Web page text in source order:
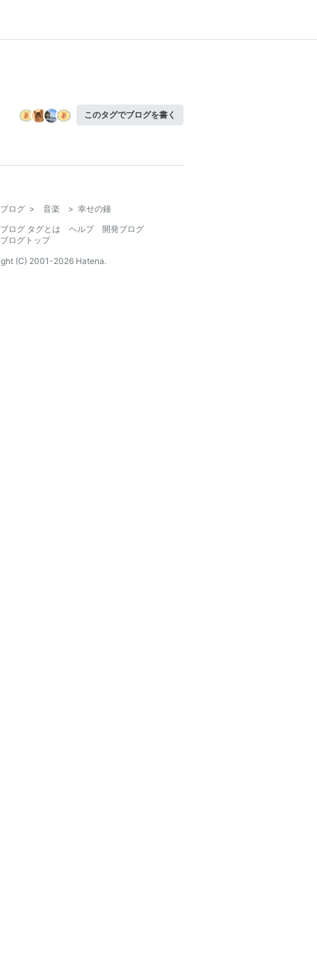
このタグでブログを書く
ログ > 音楽 > 幸せの鐘
ログ タグとは
ヘルプ
開発ブログ
ログトップ
(C) 2001-2026 Hatena.